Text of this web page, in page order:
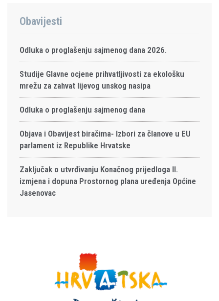
Obavijesti
Odluka o proglašenju sajmenog dana 2026.
Studije Glavne ocjene prihvatljivosti za ekološku
mrežu za zahvat lijevog unskog nasipa
Odluka o proglašenju sajmenog dana
Objava i Obavijest biračima- Izbori za članove u EU
parlament iz Republike Hrvatske
Zaključak o utvrđivanju Konačnog prijedloga II.
izmjena i dopuna Prostornog plana uređenja Općine
Jasenovac